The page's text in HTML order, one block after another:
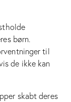
børn.
til
de ikke kan
skabt deres